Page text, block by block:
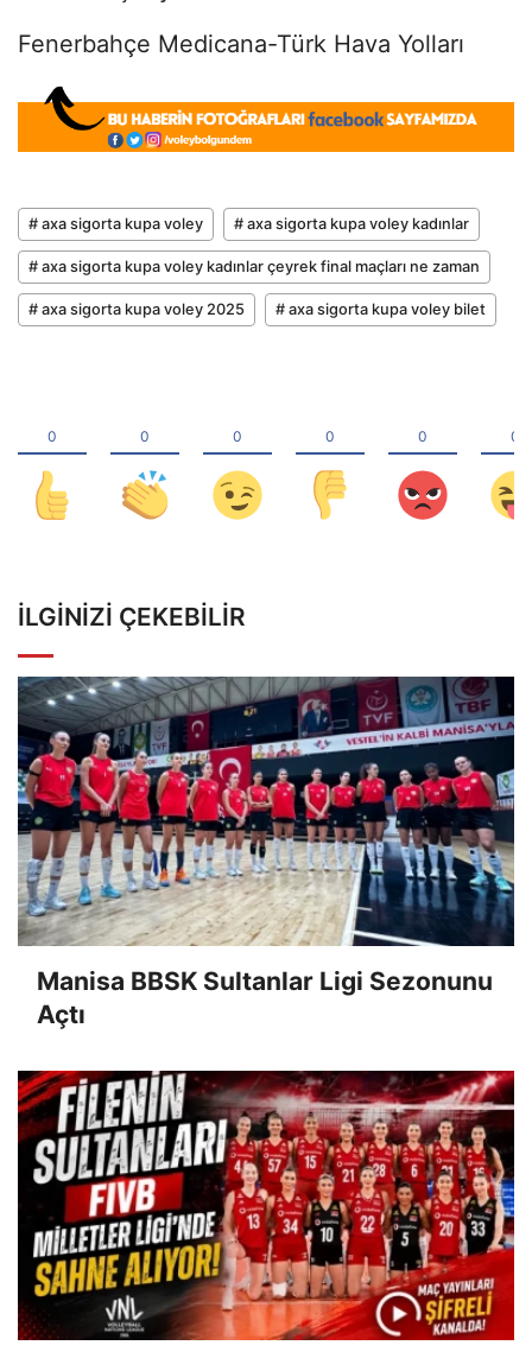
Fenerbahçe Medicana-Türk Hava Yolları
# axa sigorta kupa voley # axa sigorta kupa voley kadınlar
# axa sigorta kupa voley kadınlar çeyrek final maçları ne zaman
# axa sigorta kupa voley 2025 # axa sigorta kupa voley bilet
İLGINIZI ÇEKEBILIR
Manisa BBSK Sultanlar Ligi Sezonunu
Açtı